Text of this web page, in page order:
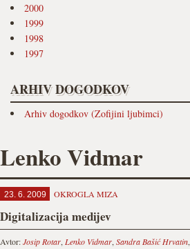
2000
1999
1998
1997
ARHIV DOGODKOV
Arhiv dogodkov (Zofijini ljubimci)
Lenko Vidmar
23. 6. 2009 OKROGLA MIZA
Digitalizacija medijev
Avtor:Josip Rotar, Lenko Vidmar, Sandra Bašić Hrvatin,